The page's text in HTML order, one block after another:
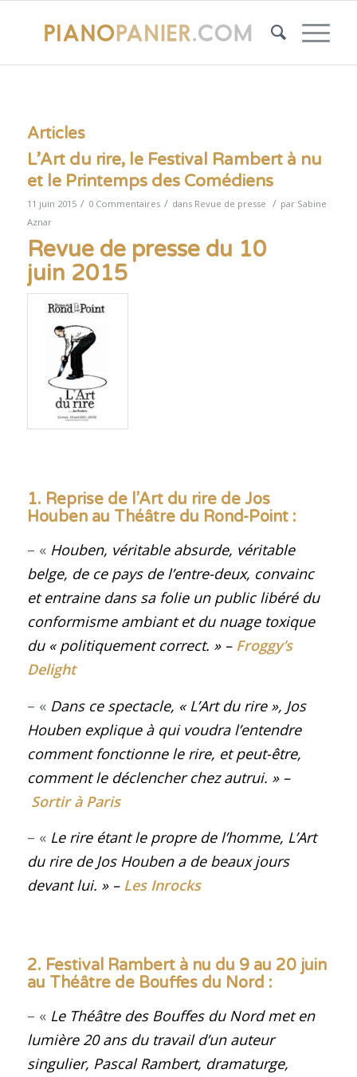
Articles
L’Art du rire, le Festival Rambert à nu
et le Printemps des Comédiens
11 juin 2015 / 0 Commentaires / dans Revue de presse / par Sabine
Aznar
Revue de presse du 10
juin 2015
1. Reprise de l’Art du rire de Jos
Houben au Théâtre du Rond-Point :
– « Houben, véritable absurde, véritable
belge, de ce pays de l’entre-deux, convainc
et entraine dans sa folie un public libéré du
conformisme ambiant et du nuage toxique
du « politiquement correct. » – Froggy’s
Delight
– « Dans ce spectacle, « L’Art du rire », Jos
Houben explique à qui voudra l’entendre
comment fonctionne le rire, et peut-être,
comment le déclencher chez autrui. » –
Sortir à Paris
– « Le rire étant le propre de l’homme, L’Art
du rirede Jos Houben a de beaux jours
devant lui. » – Les Inrocks
2. Festival Rambert à nu du 9 au 20 juin
au Théâtre de Bouffes du Nord :
– « Le Théâtre des Bouffes du Nord met en
lumière 20 ans du travail d’un auteur
singulier, Pascal Rambert, dramaturge,